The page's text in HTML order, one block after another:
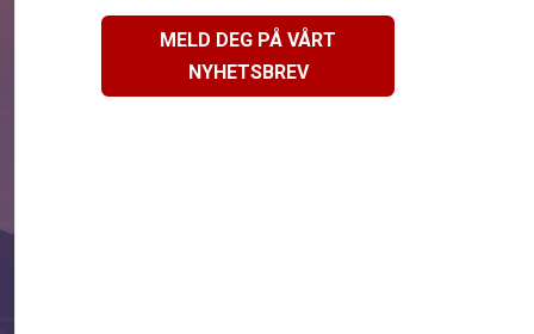
MELD DEG PÅ VÅRT
NYHETSBREV